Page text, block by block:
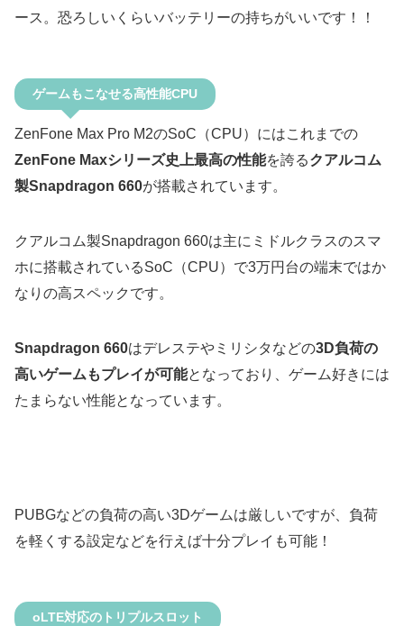
ース。恐ろしいくらいバッテリーの持ちがいいです！！
ゲームもこなせる高性能CPU
ZenFone Max Pro M2のSoC（CPU）にはこれまでの
ZenFone Maxシリーズ史上最高の性能を誇るクアルコム
製Snapdragon 660が搭載されています。
クアルコム製Snapdragon 660は主にミドルクラスのスマ
ホに搭載されているSoC（CPU）で3万円台の端末ではか
なりの高スペックです。
Snapdragon 660はデレステやミリシタなどの3D負荷の
高いゲームもプレイが可能となっており、ゲーム好きには
たまらない性能となっています。
PUBGなどの負荷の高い3Dゲームは厳しいですが、負荷
を軽くする設定などを行えば十分プレイも可能！
oLTE対応のトリプルスロット